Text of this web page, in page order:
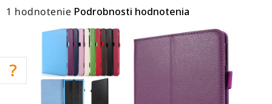
Priemerné
hodnotenie
je
5,0
1 hodnotenie Podrobnosti hodnotenia